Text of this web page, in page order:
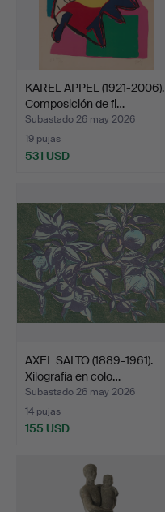
KAREL APPEL (1921-2006).
Composición de fi…
Subastado 26 may 2026
19 pujas
531 USD
AXEL SALTO (1889-1961).
Xilografía en colo…
Subastado 26 may 2026
14 pujas
155 USD